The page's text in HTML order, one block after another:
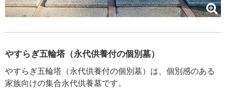
やすらぎ五輪塔（永代供養付の個別墓）
やすらぎ五輪塔（永代供養付の個別墓）は、個別感のある
家族向けの集合永代供養墓です。